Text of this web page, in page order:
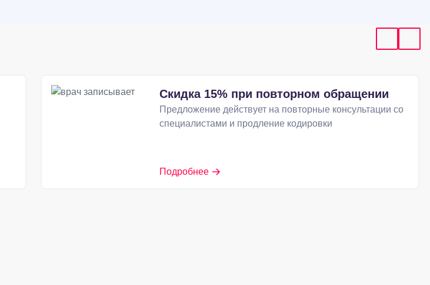
Скидка 15% при повторном обращении
Предложение действует на повторные консультации со
специалистами и продление кодировки
Подробнее